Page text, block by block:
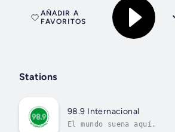
AÑADIR A
FAVORITOS
Stations
98.9 Internacional
El mundo suena aquí.